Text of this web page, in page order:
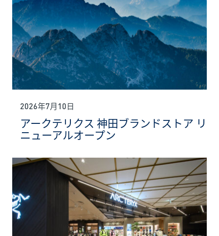
2026年7月10日
アークテリクス 神田ブランドストア リ
ニューアルオープン